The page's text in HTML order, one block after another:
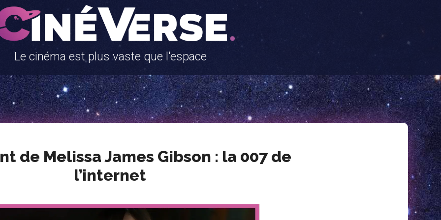
Le cinéma est plus vaste que l'espace
de Melissa James Gibson : la 007 de
l’internet